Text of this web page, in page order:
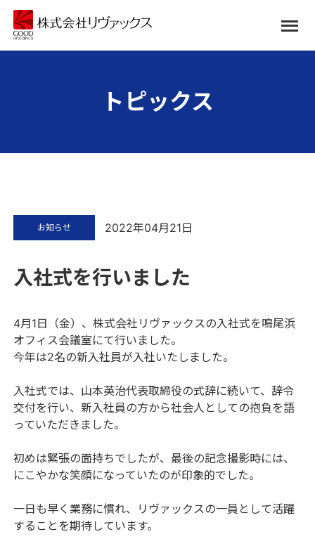
トピックス
入社式を行いました
お知らせ 2022年04月21日
4月1日（金）、株式会社リヴァックスの入社式を鳴尾浜
オフィス会議室にて行いました。
今年は2名の新入社員が入社いたしました。
入社式では、山本英治代表取締役の式辞に続いて、辞令
交付を行い、新入社員の方から社会人としての抱負を語
っていただきました。
初めは緊張の面持ちでしたが、最後の記念撮影時には、
にこやかな笑顔になっていたのが印象的でした。
一日も早く業務に慣れ、リヴァックスの一員として活躍
することを期待しています。